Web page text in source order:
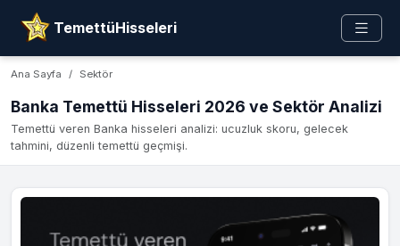
TemettüHisseleri
Ana Sayfa Sektör
Banka Temettü Hisseleri 2026 ve Sektör Analizi
Temettü veren Banka hisseleri analizi: ucuzluk skoru, gelecek
tahmini, düzenli temettü geçmişi.